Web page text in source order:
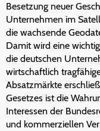
Besetzung neuer
Unternehmen im
die wachsende
Damit wird eine
die deutschen
wirtschaftlich
Absatzmärkte
Gesetzes ist die
Interessen der
und kommerziellen